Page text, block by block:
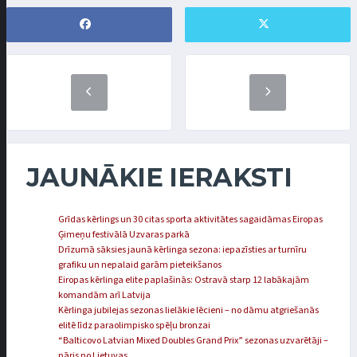
JAUNĀKIE IERAKSTI
Grīdas kērlings un 30 citas sporta aktivitātes sagaidāmas Eiropas
Ģimeņu festivālā Uzvaras parkā
Drīzumā sāksies jaunā kērlinga sezona: iepazīsties ar turnīru
grafiku un nepalaid garām pieteikšanos
Eiropas kērlinga elite paplašinās: Ostravā starp 12 labākajām
komandām arī Latvija
Kērlinga jubilejas sezonas lielākie lēcieni – no dāmu atgriešanās
elitē līdz paraolimpisko spēļu bronzai
“Balticovo Latvian Mixed Doubles Grand Prix” sezonas uzvarētāji –